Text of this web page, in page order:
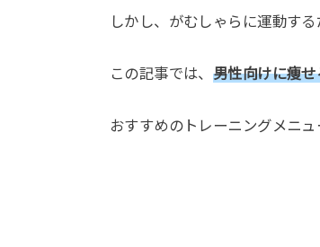
しかし、がむしゃらに運動す
この記事では、 男性向けに痩
おすすめのトレーニングメニ